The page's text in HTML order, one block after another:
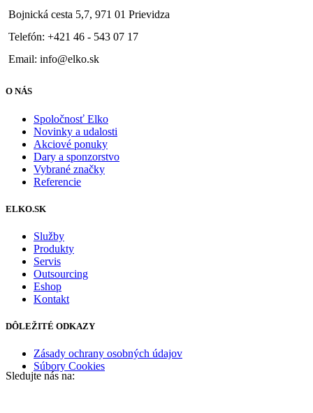
Bojnická cesta 5,7, 971 01 Prievidza
Telefón: +421 46 - 543 07 17
Email: info@elko.sk
O NÁS
Spoločnosť Elko
Novinky a udalosti
Akciové ponuky
Dary a sponzorstvo
Vybrané značky
Referencie
ELKO.SK
Služby
Produkty
Servis
Outsourcing
Eshop
Kontakt
DÔLEŽITÉ ODKAZY
Zásady ochrany osobných údajov
Súbory Cookies
Sledujte nás na: